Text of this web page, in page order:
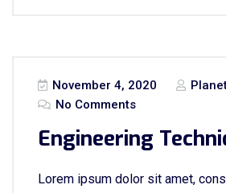
November 4, 2020
No Comments
Engineering
Lorem ipsum dolor sit amet,